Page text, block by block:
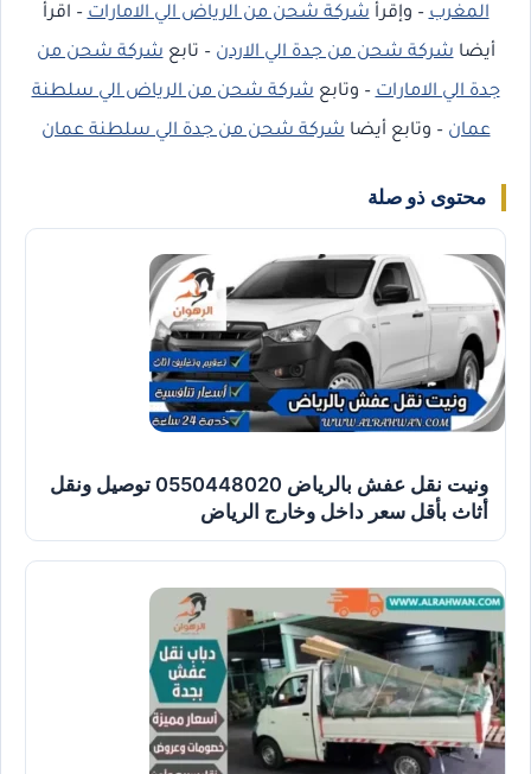
المغرب– وإقرأشركة شحن من الرياض الي الامارات– اقرأ
أيضاشركة شحن من جدة الي الاردن – تابعشركة شحن من
جدة الي الامارات– وتابعشركة شحن من الرياض الي سلطنة
عمان – وتابع أيضاشركة شحن من جدة الي سلطنة عمان
محتوى ذو صلة
ونيت نقل عفش بالرياض 0550448020 توصيل ونقل
أثاث بأقل سعر داخل وخارج الرياض